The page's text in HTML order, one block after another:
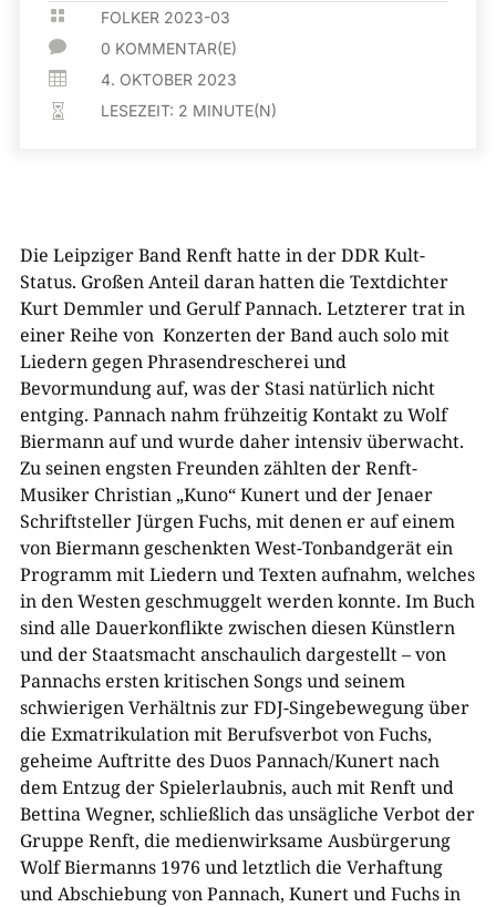
 FOLKER 2023-03
 0 KOMMENTAR(E)
 4. OKTOBER 2023
 LESEZEIT: 2 MINUTE(N)
Die Leipziger Band Renft hatte in der DDR Kult-
Status. Großen Anteil daran hatten die Textdichter
Kurt Demmler und Gerulf Pannach. Letzterer trat in
einer Reihe von Konzerten der Band auch solo mit
Liedern gegen Phrasendrescherei und
Bevormundung auf, was der Stasi natürlich nicht
entging. Pannach nahm frühzeitig Kontakt zu Wolf
Biermann auf und wurde daher intensiv überwacht.
Zu seinen engsten Freunden zählten der Renft-
Musiker Christian „Kuno“ Kunert und der Jenaer
Schriftsteller Jürgen Fuchs, mit denen er auf einem
von Biermann geschenkten West-Tonbandgerät ein
Programm mit Liedern und Texten aufnahm, welches
in den Westen geschmuggelt werden konnte. Im Buch
sind alle Dauerkonflikte zwischen diesen Künstlern
und der Staatsmacht anschaulich dargestellt – von
Pannachs ersten kritischen Songs und seinem
schwierigen Verhältnis zur FDJ-Singebewegung über
die Exmatrikulation mit Berufsverbot von Fuchs,
geheime Auftritte des Duos Pannach/Kunert nach
dem Entzug der Spielerlaubnis, auch mit Renft und
Bettina Wegner, schließlich das unsägliche Verbot der
Gruppe Renft, die medienwirksame Ausbürgerung
Wolf Biermanns 1976 und letztlich die Verhaftung
und Abschiebung von Pannach, Kunert und Fuchs in